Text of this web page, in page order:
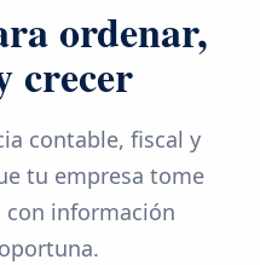
ordenar,
crecer
contable, fiscal y
tu empresa tome
con información